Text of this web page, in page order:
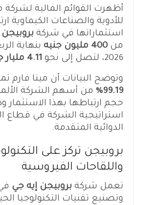
أظهرت القوائم المالية لشركة
للأدوية والصناعات الكيماوية
استثماراتها في شركة
من 400 مليون جنيه
بنهاية
2026، لتصل إلى نحو
4.11 مليار جنيه
وتوضح البيانات أن مينا فارم
99.19%
من أسهم الشركة
حجم ارتباطها بهذا الاستثمار
استراتيجية الشركة في قطاع
الدوائية المتقدمة.
بروبيجن تركز على
واللقاحات الفيروسية
تعمل شركة بروبيجن إيه جي
وتصنيع تقنيات التكنولوجيا